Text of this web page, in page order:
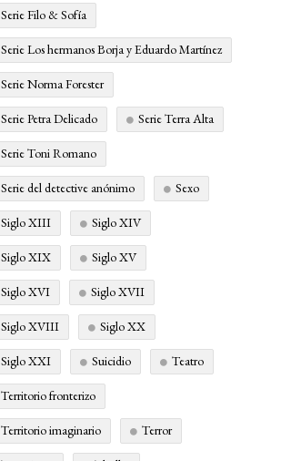
Serie Filo & Sofía
Serie Los hermanos Borja y Eduardo Martínez
Serie Norma Forester
Serie Petra Delicado Serie Terra Alta
Serie Toni Romano
Serie del detective anónimo Sexo
Siglo XIII Siglo XIV
Siglo XIX Siglo XV
Siglo XVI Siglo XVII
Siglo XVIII Siglo XX
Siglo XXI Suicidio Teatro
Territorio fronterizo
Territorio imaginario Terror